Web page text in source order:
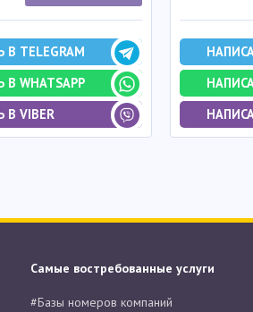
TELEGRAM
WHATSAPP
VIBER
Самые востребованные услуги
#Базы номеров компаний